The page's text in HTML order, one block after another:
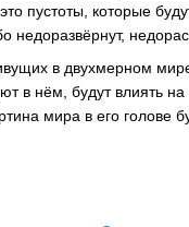
пустоты, которые
в двухмерном
в нём, будут влиять на
мира в его голове